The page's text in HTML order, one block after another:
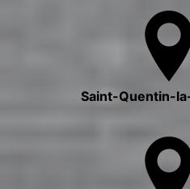
Saint-Quentin-